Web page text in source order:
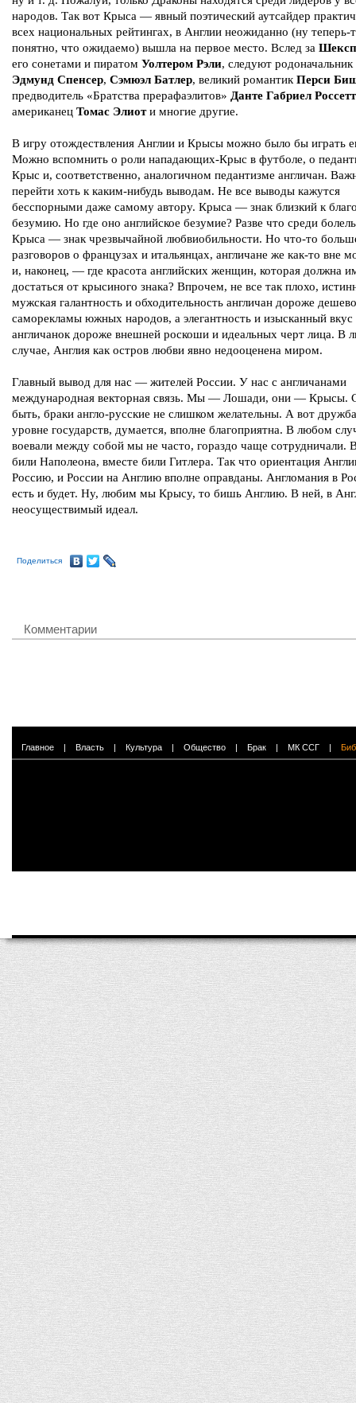
народов. Так вот Крыса — явный поэтический аутсайдер
всех национальных рейтингах, в Англии неожиданно (ну теперь-
понятно, что ожидаемо) вышла на первое место. Вслед за
его сонетами и пиратом Уолтером Рэли, следуют родоначальник
Эдмунд Спенсер, Сэмюэл Батлер, великий романтик Перси
предводитель «Братства прерафаэлитов» Данте Габриел
американец Томас Элиоти многие другие.
В игру отождествления Англии и Крысы можно было бы играть
Можно вспомнить о роли нападающих-Крыс в футболе, о
Крыс и, соответственно, аналогичном педантизме англичан.
перейти хоть к каким-нибудь выводам. Не все выводы кажутся
бесспорными даже самому автору. Крыса — знак близкий к
безумию. Но где оно английское безумие? Разве что среди
Крыса — знак чрезвычайной любвиобильности. Но что-то
разговоров о французах и итальянцах, англичане же как-то вне
и, наконец, — где красота английских женщин, которая должна
достаться от крысиного знака? Впрочем, не все так плохо,
мужская галантность и обходительность англичан дороже
саморекламы южных народов, а элегантность и изысканный вкус
англичанок дороже внешней роскоши и идеальных черт лица. В
случае, Англия как остров любви явно недооценена миром.
Главный вывод для нас — жителей России. У нас с англичанами
международная векторная связь. Мы — Лошади, они — Крысы.
быть, браки англо-русские не слишком желательны. А вот
уровне государств, думается, вполне благоприятна. В любом
воевали между собой мы не часто, гораздо чаще сотрудничали.
били Наполеона, вместе били Гитлера. Так что ориентация
Россию, и России на Англию вполне оправданы. Англомания в
есть и будет. Ну, любим мы Крысу, то бишь Англию. В ней, в
неосуществимый идеал.
Поделиться
Комментарии
Главное | Власть | Культура | Общество | Брак | МК ССГ |